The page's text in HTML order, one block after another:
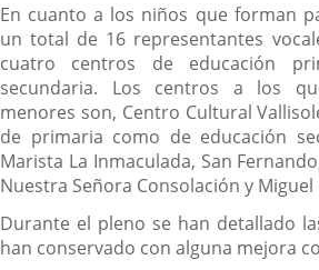
En cuanto a los niños que forman
un total de 16 representantes
cuatro centros de educación
secundaria. Los centros a los
menores son, Centro Cultural
de primaria como de educación
Marista La Inmaculada, San
Nuestra Señora Consolación y Miguel
Durante el pleno se han detallado
han conservado con alguna mejora